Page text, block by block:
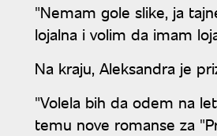
"Nemam gole slike, ja
lojalna i volim da imam
Na kraju, Aleksandra je
"Volela bih da odem na
temu nove romanse za